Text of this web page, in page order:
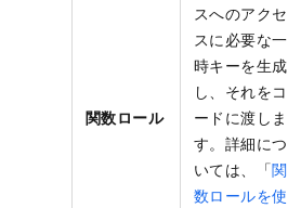
関数ロール
スへのアクセ
スに必要な一
時キーを生成
し、それをコ
ードに渡しま
す。詳細につ
いては、「関
数ロールを使